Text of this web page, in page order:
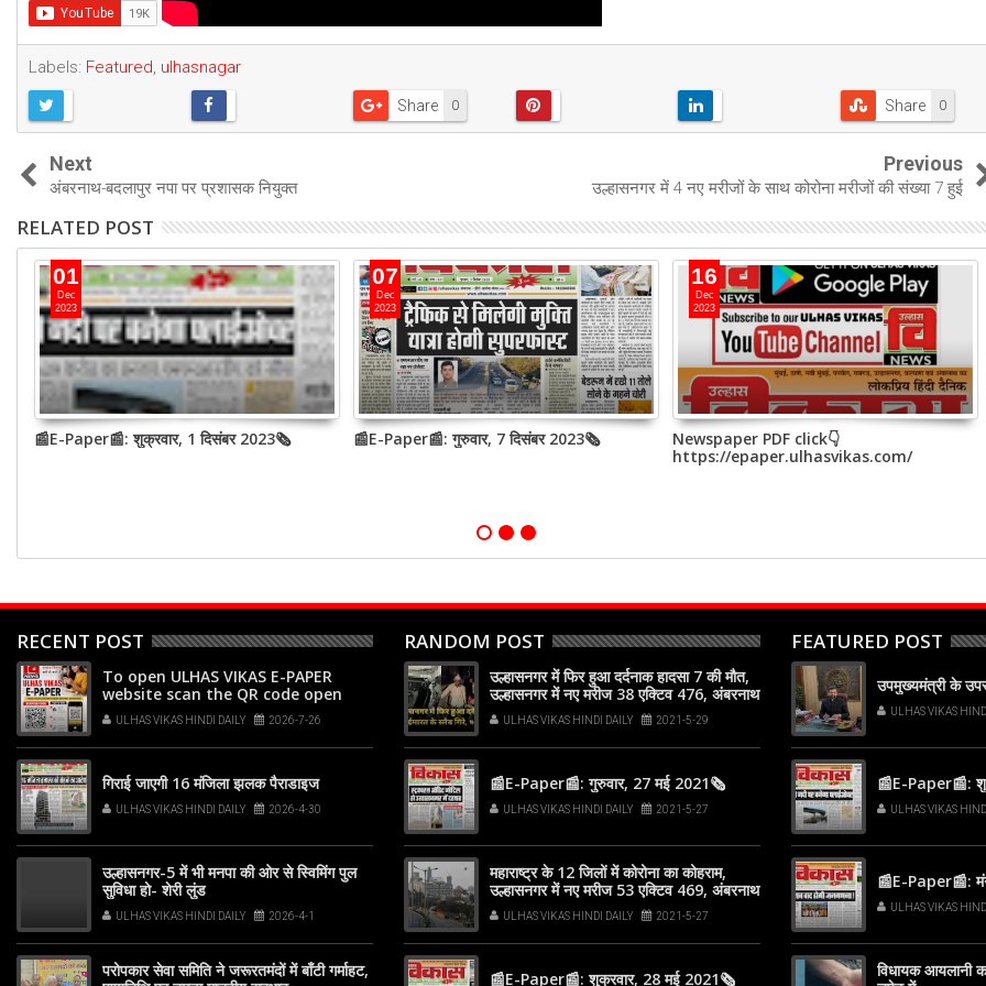
Labels: Featured, ulhasnagar
0
Share 0
Share
Next
अंबरनाथ-बदलापुर नपा पर प्रशासक नियुक्त
Previous
उल्हासनगर में 4 नए मरीजों के साथ कोरोना मरीजों की संख्या 7 हुई
RELATED POST
01
Dec
2023
📰E-Paper📰: शुक्रवार, 1 दिसंबर 2023🗞
07
Dec
2023
📰E-Paper📰: गुरुवार, 7 दिसंबर 2023🗞
16
Dec
2023
Newspaper PDF click👇
https://epaper.ulhasvikas.com/
RECENT POST
To open ULHAS VIKAS E-PAPER
website scan the QR code open
your phone's camera app or
Google Lens, point it at the code,
and tap the web link popup that
ULHAS VIKAS HINDI DAILY 2026-7-26
गिराई जाएगी 16 मंजिला झलक पैराडाइज
ULHAS VIKAS HINDI DAILY 2026-4-30
उल्हासनगर-5 में भी मनपा की ओर से स्विमिंग पुल
सुविधा हो- शेरी लुंड
ULHAS VIKAS HINDI DAILY 2026-4-1
परोपकार सेवा समिति ने जरूरतमंदों में बाँटी गर्माहट,
RANDOM POST
उल्हासनगर में फिर हुआ दर्दनाक हादसा 7 की मौत,
उल्हासनगर में नए मरीज 38 एक्टिव 476, अंबरनाथ
में नए मरीज 26 एक्टिव 217, कल्याण-डोंबिवली में
नए मरीज 193
ULHAS VIKAS HINDI DAILY 2021-5-29
📰E-Paper📰: गुरुवार, 27 मई 2021🗞
ULHAS VIKAS HINDI DAILY 2021-5-27
महाराष्ट्र के 12 जिलों में कोरोना का कोहराम,
उल्हासनगर में नए मरीज 53 एक्टिव 469, अंबरनाथ
में नए मरीज 29 एक्टिव 232, कल्याण-डोंबिवली में
नए मरीज 199
ULHAS VIKAS HINDI DAILY 2021-5-27
📰E-Paper📰: शुक्रवार, 28 मई 2021🗞
FEATURED POST
उपमुख्यमंत्री के
ULHAS VIKAS
📰E-Paper📰:
ULHAS VIKAS
📰E-Paper📰:
ULHAS VIKAS
विधायक आयलानी